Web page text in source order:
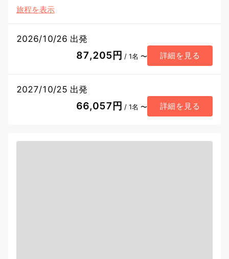
旅程を表示
2026/10/26 出発
87,205円 / 1名 〜 詳細を見る
2027/10/25 出発
66,057円 / 1名 〜 詳細を見る